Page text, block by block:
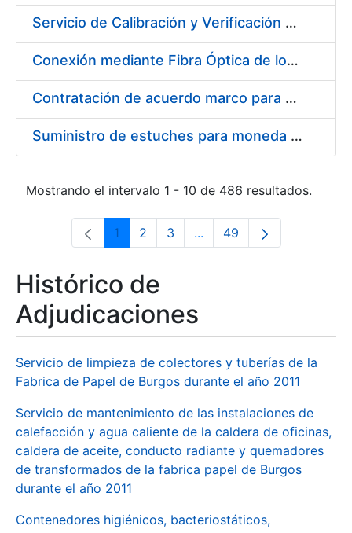
Servicio de Calibración y Verificación Externa de los Equipos de Medición del Servicio de Prevención de la FNMT-RCM
Conexión mediante Fibra Óptica de los Centros de Proceso de Datos (CPDs) de las sedes de la FNMT-RCM de Burgos y Madrid
Contratación de acuerdo marco para el Suministro de Material de Electricidad para la Fábrica Nacional de Moneda y Timbre-Real Casa de la Moneda en su centro de trabajo de Burgos
Suministro de estuches para moneda de 30 €
Mostrando el intervalo 1 - 10 de 486 resultados.
Página
1 Página
2 Página
3 ...Páginas intermedias Use
Página
49
Histórico de
Adjudicaciones
Servicio de limpieza de colectores y tuberías de la
Fabrica de Papel de Burgos durante el año 2011
Servicio de mantenimiento de las instalaciones de
calefacción y agua caliente de la caldera de oficinas,
caldera de aceite, conducto radiante y quemadores
de transformados de la fabrica papel de Burgos
durante el año 2011
Contenedores higiénicos, bacteriostáticos,